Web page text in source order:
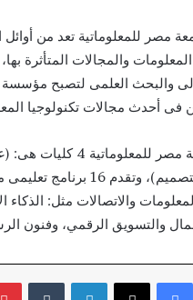
مصر للمعلوماتية تعد من
المعلومات والمجالات المتأثرة
والبحث العلمى لتصبح
فى أحدث مجالات تكنولوجيا
وتضم جامعة مصر
الرقمية
والاتصالات مثل:
والتسويق الرقمي، وفنون
فيسبوكX لينكدإن